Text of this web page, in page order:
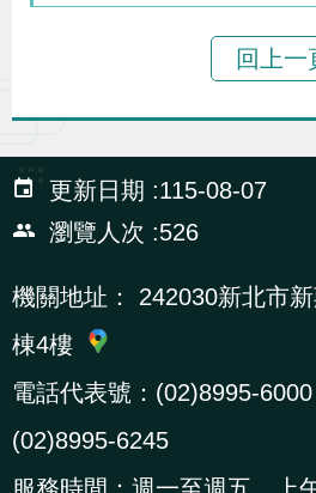
告
檢
舉
貪
瀆
通
回上一
:::
更新日期
115-08-07
瀏覽人次
526
機關地址：
242030新北市
棟4樓
電話代表號：(02)8995-6000
(02)8995-6245